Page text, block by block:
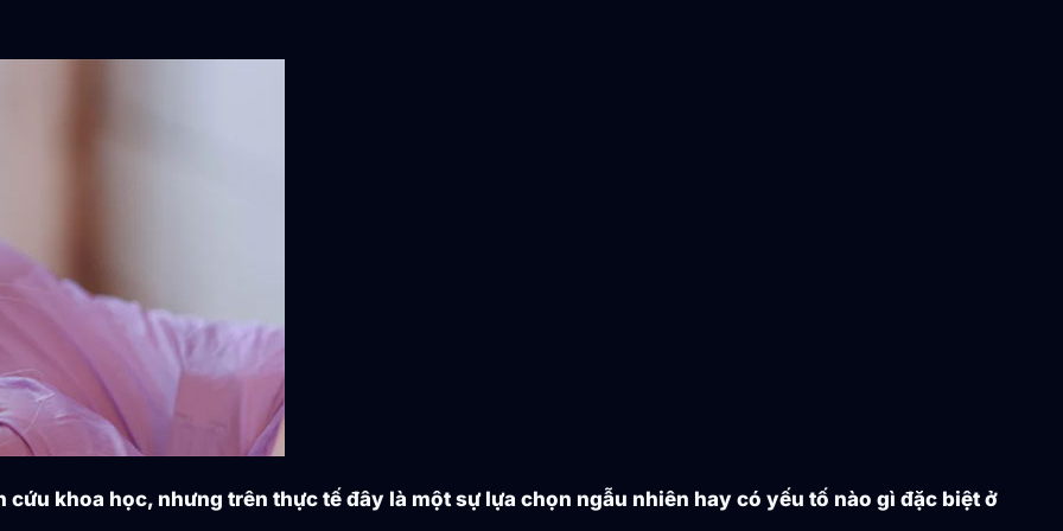
khoa học, nhưng trên thực tế đây là một sự lựa chọn ngẫu nhiên hay có yếu tố nào gì đặc biệt ở